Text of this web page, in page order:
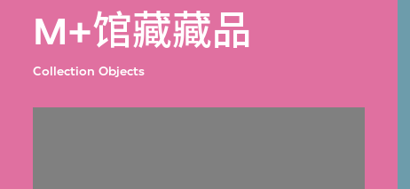
M+馆藏藏品
Collection Objects